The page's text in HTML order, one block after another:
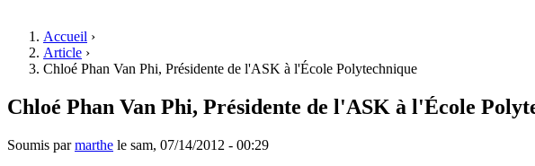
Vous êtes ici
Accueil ›
Article ›
Chloé Phan Van Phi, Présidente de l'ASK à l'École Polytechnique
Chloé Phan Van Phi, Présidente de l'ASK à l'École
Soumis parmarthe le sam, 07/14/2012 - 00:29